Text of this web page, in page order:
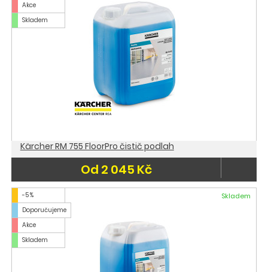
Akce
Skladem
Kärcher RM 755 FloorPro čistič podlah
Od 2 045 Kč
-5 %
Doporučujeme
Akce
Skladem
Skladem